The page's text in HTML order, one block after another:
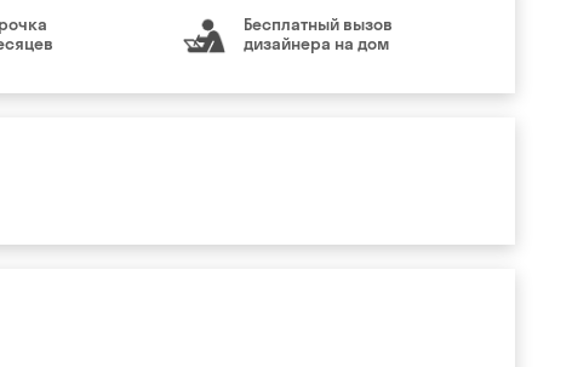
Бесплатный вызов
дизайнера на дом